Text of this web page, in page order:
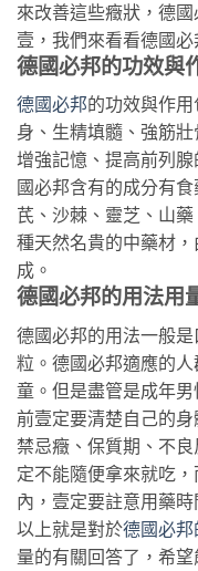
來改善這些癥狀，德
壹，我們來看看德國
德國必邦的功效與
德國必邦的功效與作
身、生精填髓、強筋
增強記憶、提高前列
國必邦含有的成分有
芪、沙棘、靈芝、山
種天然名貴的中藥材
成。
德國必邦的用法用
德國必邦的用法一般
粒。德國必邦適應的
童。但是盡管是成年
前壹定要清楚自己的
禁忌癥、保質期、不
定不能隨便拿來就吃
內，壹定要註意用藥時
以上就是對於德國必邦
量的有關回答了，希